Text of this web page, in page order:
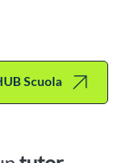
Scuola